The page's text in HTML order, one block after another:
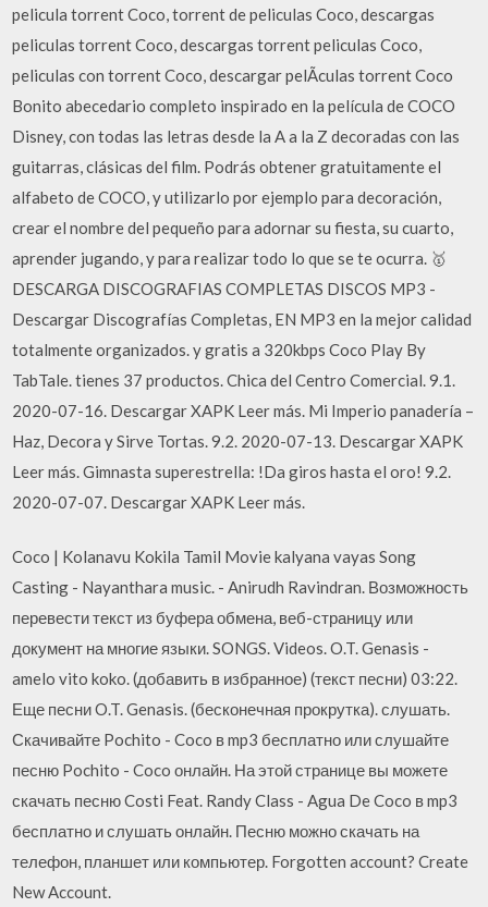
pelicula torrent Coco, torrent de peliculas Coco, descargas
peliculas torrent Coco, descargas torrent peliculas Coco,
peliculas con torrent Coco, descargar pelÃ­culas torrent Coco
Bonito abecedario completo inspirado en la película de COCO
Disney, con todas las letras desde la A a la Z decoradas con las
guitarras, clásicas del film. Podrás obtener gratuitamente el
alfabeto de COCO, y utilizarlo por ejemplo para decoración,
crear el nombre del pequeño para adornar su fiesta, su cuarto,
aprender jugando, y para realizar todo lo que se te ocurra. 🥇
DESCARGA DISCOGRAFIAS COMPLETAS DISCOS MP3 -
Descargar Discografías Completas, EN MP3 en la mejor calidad
totalmente organizados. y gratis a 320kbps Coco Play By
TabTale. tienes 37 productos. Chica del Centro Comercial. 9.1.
2020-07-16. Descargar XAPK Leer más. Mi Imperio panadería –
Haz, Decora y Sirve Tortas. 9.2. 2020-07-13. Descargar XAPK
Leer más. Gimnasta superestrella: !Da giros hasta el oro! 9.2.
2020-07-07. Descargar XAPK Leer más.
Coco | Kolanavu Kokila Tamil Movie kalyana vayas Song
Casting - Nayanthara music. - Anirudh Ravindran. Возможность
перевести текст из буфера обмена, веб-страницу или
документ на многие языки. SONGS. Videos. O.T. Genasis -
amelo vito koko. (добавить в избранное) (текст песни) 03:22.
Еще песни O.T. Genasis. (бесконечная прокрутка). слушать.
Скачивайте Pochito - Coco в mp3 бесплатно или слушайте
песню Pochito - Coco онлайн. На этой странице вы можете
скачать песню Costi Feat. Randy Class - Agua De Coco в mp3
бесплатно и слушать онлайн. Песню можно скачать на
телефон, планшет или компьютер. Forgotten account? Create
New Account.